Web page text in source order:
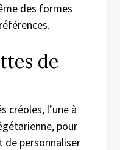
des formes
de
créoles, l’une à
pour
de personnaliser